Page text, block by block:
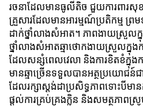
រចនាដែលមានធូលីតិច ជួយការពារ
គ្រួសារដែលមានអារម្មណ៍ប្រតិកម្ម ព្
ដាក់ថ្នាំលាងសំអាត។ ភាពងាយស្រួលក្នុង
ថ្នាំលាងសំអាតឆ្មាថោកងាយស្រួលក្នុងកា
ដែលសន្សំពេលវេលា និងការខិតខំក្នុងក
មានឆ្មាច្រើនទទួលបានអត្ថប្រយោជន៍
ដែលរក្សាស្តង់ដាប្រសិទ្ធភាពទោះបីម
ផ្តល់ការគ្រប់គ្រងក្លិន និងសមត្ថភាព